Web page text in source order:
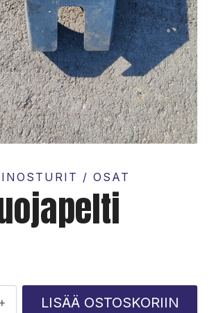
/ OSAT
LISÄÄ OSTOSKORIIN